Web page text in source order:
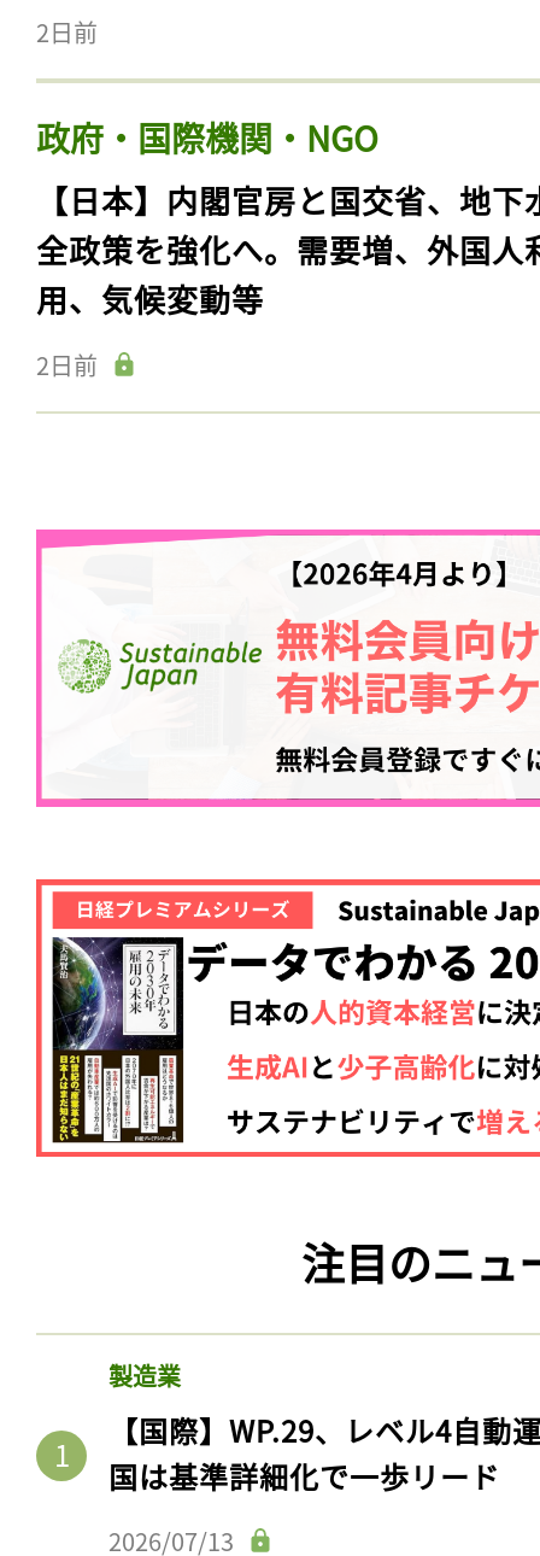
2日前
政府・国際機関・NGO
【日本】内閣官房と国交省、地下
全政策を強化へ。需要増、外国人
用、気候変動等
2日前
注目のニュ
製造業
【国際】WP.29、レベル4自動
国は基準詳細化で一歩リード
2026/07/13